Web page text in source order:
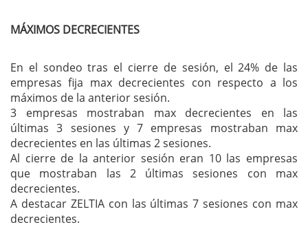
MÁXIMOS DECRECIENTES
En el sondeo tras el cierre de sesión, el 24% de las
empresas fija max decrecientes con respecto a los
máximos de la anterior sesión.
3 empresas mostraban max decrecientes en las
últimas 3 sesiones y 7 empresas mostraban max
decrecientes en las últimas 2 sesiones.
Al cierre de la anterior sesión eran 10 las empresas
que mostraban las 2 últimas sesiones con max
decrecientes.
A destacar ZELTIA con las últimas 7 sesiones con max
decrecientes.